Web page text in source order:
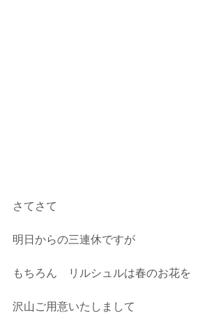
さてさて
明日からの三連休ですが
もちろん　リルシュルは春のお花を
沢山ご用意いたしまして